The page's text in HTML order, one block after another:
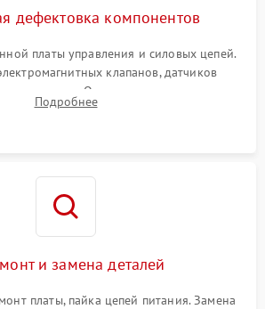
дефектовка компонентов
платы управления и силовых цепей.
клапанов, датчиков
расходомера. Оценка степени износа
уплотнительных колец гидросистемы
Подробнее
и замена деталей
платы, пайка цепей питания. Замена